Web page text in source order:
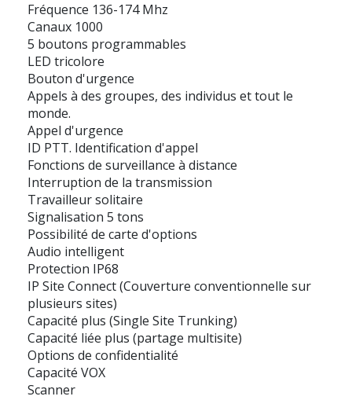
Fréquence 136-174 Mhz
Canaux 1000
5 boutons programmables
LED tricolore
Bouton d'urgence
Appels à des groupes, des individus et tout le
monde.
Appel d'urgence
ID PTT. Identification d'appel
Fonctions de surveillance à distance
Interruption de la transmission
Travailleur solitaire
Signalisation 5 tons
Possibilité de carte d'options
Audio intelligent
Protection IP68
IP Site Connect (Couverture conventionnelle sur
plusieurs sites)
Capacité plus (Single Site Trunking)
Capacité liée plus (partage multisite)
Options de confidentialité
Capacité VOX
Scanner